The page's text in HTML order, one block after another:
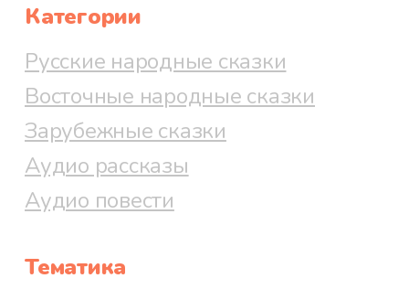
Категории
Русские народные сказки
Восточные народные сказки
Зарубежные сказки
Аудио рассказы
Аудио повести
Тематика